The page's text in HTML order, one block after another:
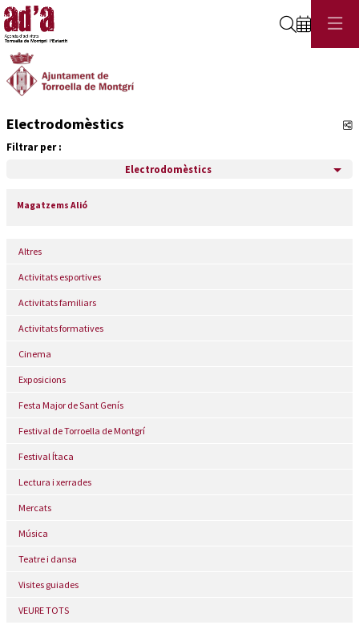
Cerca
Electrodomèstics
Filtrar per :
Electrodomèstics
Magatzems Alió
Altres
Activitats esportives
Activitats familiars
Activitats formatives
Cinema
Exposicions
Festa Major de Sant Genís
Festival de Torroella de Montgrí
Festival Ítaca
Lectura i xerrades
Mercats
Música
Teatre i dansa
Visites guiades
VEURE TOTS